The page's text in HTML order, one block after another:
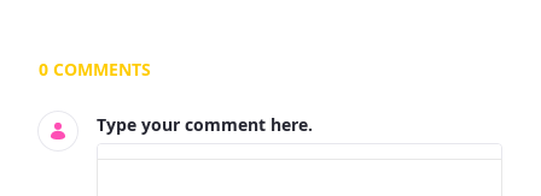
Documents and Media
0 COMMENTS
Type your comment here.